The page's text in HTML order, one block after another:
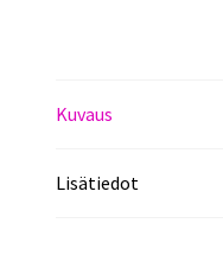
Kuvaus
Lisätiedot